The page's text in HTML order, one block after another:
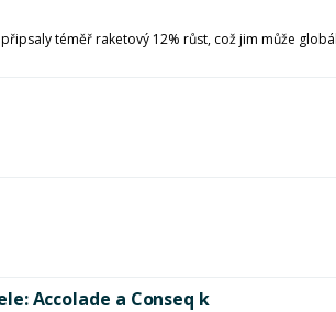
téměř raketový 12% růst, což jim může
Accolade a Conseq k